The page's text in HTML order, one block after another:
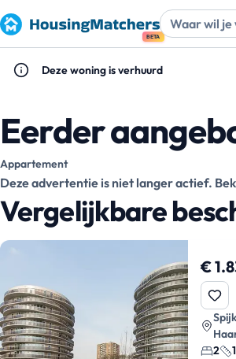
BETA
Deze woning is verhuurd
Eerder
Appartement
Deze advertentie is niet langer actief.
Vergelijkbare
€
2